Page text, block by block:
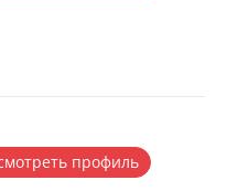
профиль